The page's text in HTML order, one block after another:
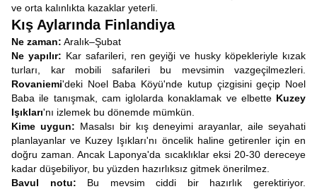
ve orta kalınlıkta kazaklar yeterli.
Kış Aylarında Finlandiya
Ne zaman: Aralık–Şubat
Ne yapılır: Kar safarileri, ren geyiği ve husky köpekleriyle kızak
turları, kar mobili safarileri bu mevsimin vazgeçilmezleri.
Rovaniemi'deki Noel Baba Köyü'nde kutup çizgisini geçip Noel
Baba ile tanışmak, cam iglolarda konaklamak ve elbette Kuzey
Işıkları'nı izlemek bu dönemde mümkün.
Kime uygun: Masalsı bir kış deneyimi arayanlar, aile seyahati
planlayanlar ve Kuzey Işıkları'nı öncelik haline getirenler için en
doğru zaman. Ancak Laponya'da sıcaklıklar eksi 20-30 dereceye
kadar düşebiliyor, bu yüzden hazırlıksız gitmek önerilmez.
Bavul notu: Bu mevsim ciddi bir hazırlık gerektiriyor.